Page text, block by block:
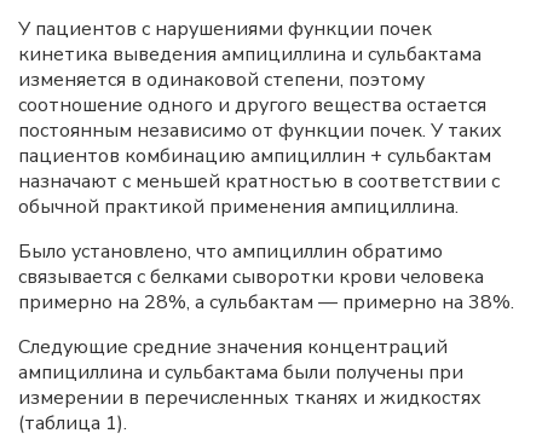
У пациентов с нарушениями функции почек
кинетика выведения ампициллина и сульбактама
изменяется в одинаковой степени, поэтому
соотношение одного и другого вещества остается
постоянным независимо от функции почек. У таких
пациентов комбинацию ампициллин + сульбактам
назначают с меньшей кратностью в соответствии с
обычной практикой применения ампициллина.
Было установлено, что ампициллин обратимо
связывается с белками сыворотки крови человека
примерно на 28%, а сульбактам — примерно на 38%.
Следующие средние значения концентраций
ампициллина и сульбактама были получены при
измерении в перечисленных тканях и жидкостях
(таблица 1).